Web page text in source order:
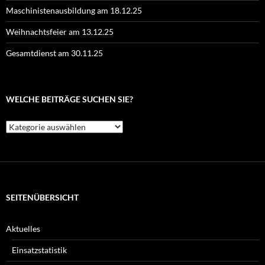
Maschinistenausbildung am 18.12.25
Weihnachtsfeier am 13.12.25
Gesamtdienst am 30.11.25
WELCHE BEITRÄGE SUCHEN SIE?
Welche
Beiträge
SEITENÜBERSICHT
Aktuelles
Einsatzstatistik